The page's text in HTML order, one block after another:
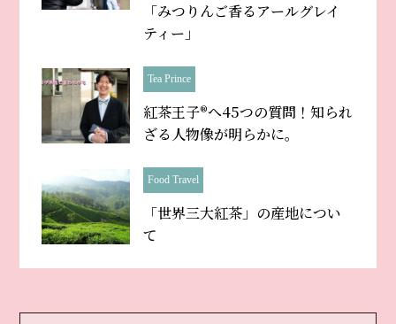
「みつりんご香るアールグレイ
ティー」
Tea Prince
紅茶王子®へ45つの質問！知られ
ざる人物像が明らかに。
Food Travel
「世界三大紅茶」の産地につい
て